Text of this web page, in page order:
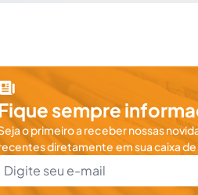
sempre
o primeiro a receber nossas
diretamente em sua caixa